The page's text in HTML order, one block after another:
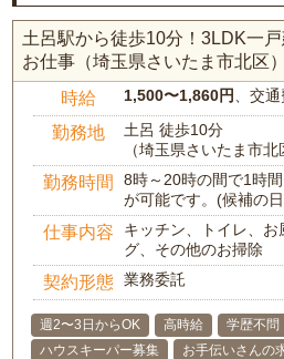
土呂駅から徒歩10分！3LDK一
お仕事（埼玉県さいたま市北区）
時給 1,500〜1,860円 、交
勤務地
土呂 徒歩10分
（埼玉県さいたま市北
勤務時間
8時～20時の間で1時
が可能です。(候補の
仕事内容
キッチン、トイレ、
グ、その他のお掃除
契約形態 業務委託
週2〜3日からOK 高時給 学歴不問
ハウスキーパー募集
お手伝いさんの